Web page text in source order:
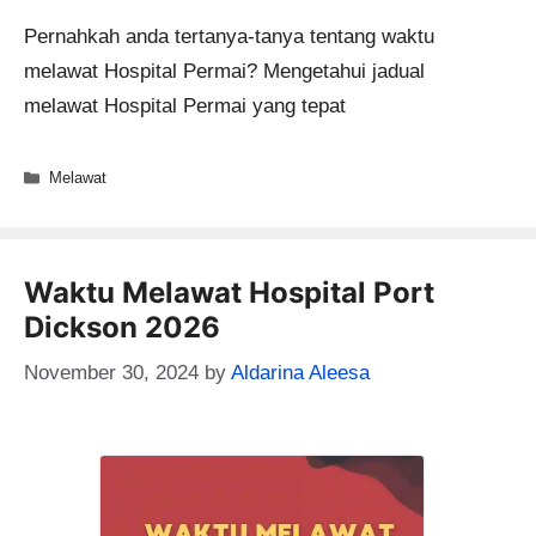
Pernahkah anda tertanya-tanya tentang waktu
melawat Hospital Permai? Mengetahui jadual
melawat Hospital Permai yang tepat
Categories
Melawat
Waktu Melawat Hospital Port
Dickson 2026
November 30, 2024 by Aldarina Aleesa